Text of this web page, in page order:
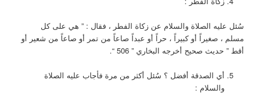
سُئل عليه الصلاة والسلام عن زكاة الفطر ، فقال : ” هي على كل
مسلم ، صغيراً أو كبيراً ، حراً أو عبداً صاعاً من تمر أو صاعاً من شعير أو
أقط ” حديث صحيح أخرجه البخاري ” 506 “.
أي الصدقة أفضل ؟ سُئل أكثر من مرة فأجاب عليه الصلاة
والسلام :